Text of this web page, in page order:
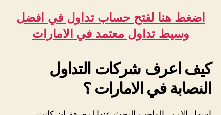
اضغط هنا لفتح حساب تداول في افضل
وسيط تداول معتمد في الامارات
كيف اعرف شركات التداول
النصابة في الامارات ؟